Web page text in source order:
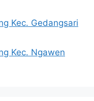
Kec. Gedangsari
Kec. Ngawen